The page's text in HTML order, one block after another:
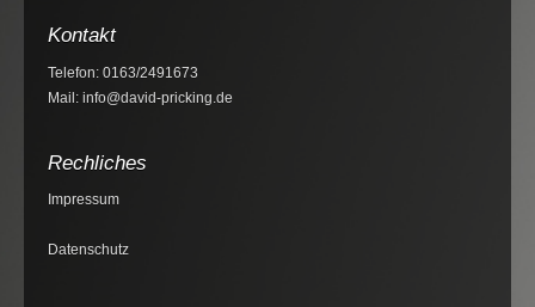
Kontakt
Telefon: 0163/2491673
Mail: info@david-pricking.de
Rechliches
Impressum
Datenschutz